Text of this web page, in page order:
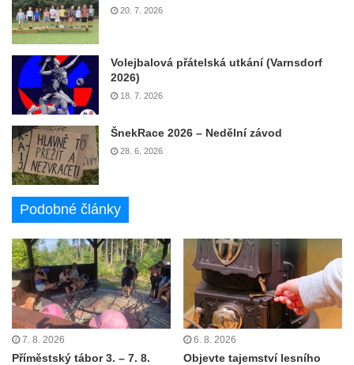
20. 7. 2026
Volejbalová přátelská utkání (Varnsdorf
2026)
18. 7. 2026
ŠnekRace 2026 – Nedělní závod
28. 6. 2026
Podobné články
7. 8. 2026
Příměstský tábor 3. – 7. 8.
6. 8. 2026
Objevte tajemství lesního